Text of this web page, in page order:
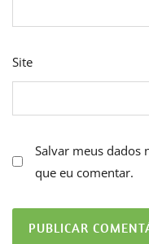
Site
Salvar meus dados
que eu comentar.